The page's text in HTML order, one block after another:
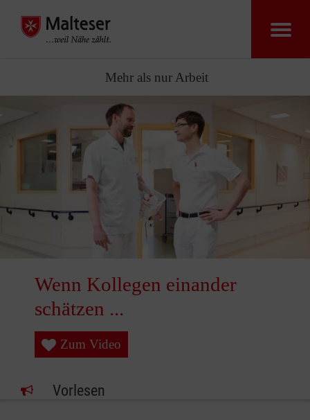
Mehr als nur Arbeit
Wenn Kollegen einander
schätzen ...
Zum Video
Vorlesen